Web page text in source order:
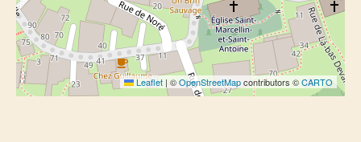
Leaflet | ©OpenStreetMapcontributors ©CARTO